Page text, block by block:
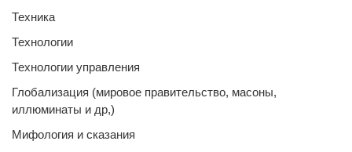
Техника
Технологии
Технологии управления
Глобализация (мировое правительство, масоны,
иллюминаты и др,)
Мифология и сказания